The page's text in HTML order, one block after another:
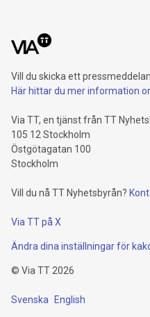
Vill du skicka ett
Här hittar du mer information
Via TT, en tjänst från TT
105 12 Stockholm
Östgötagatan 100
Stockholm
Vill du nå TT Nyhetsbyrån?
Via TT på X
Ändra dina inställningar för
© Via TT 2026
Svenska English